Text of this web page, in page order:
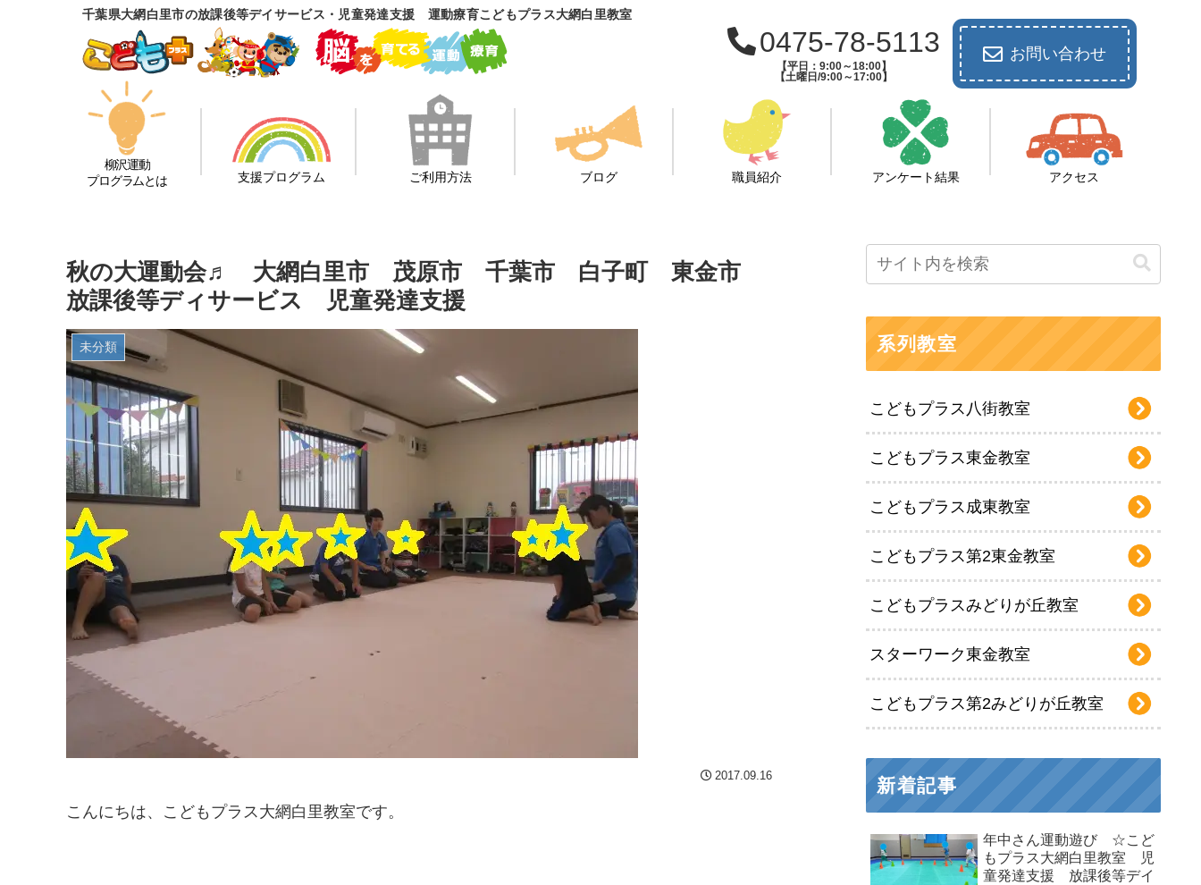
千葉県大網白里市の放課後等デイサービス・児童発達支援 運動療育こどもプラス大網白里教室
0475-78-5113
【平日：9:00～18:00】
【土曜日/9:00～17:00】
お問い合わせ
柳沢運動
プログラムとは
支援プログラム ご利用方法 ブログ 職員紹介 アンケート結果 アクセス
秋の大運動会♬ 大網白里市 茂原市 千葉市 白子町 東金市
放課後等ディサービス 児童発達支援
未分類
2017.09.16
こんにちは、こどもプラス大網白里教室です。
系列教室
こどもプラス八街教室
こどもプラス東金教室
こどもプラス成東教室
こどもプラス第2東金教室
こどもプラスみどりが丘教室
スターワーク東金教室
こどもプラス第2みどりが丘教室
新着記事
年中さん運動遊び ☆こど
もプラス大網白里教室 児
童発達支援 放課後等デイ